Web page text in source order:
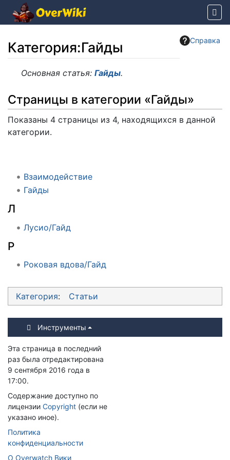
Справка
Категория:Гайды
Перейти к:навигация ,поиск
Основная статья: Гайды.
Страницы в категории «Гайды»
Показаны 4 страницы из 4, находящихся в данной
категории.
Взаимодействие
Гайды
Л
Лусио/Гайд
Р
Роковая вдова/Гайд
Категория: Статьи
Инструменты
Эта страница в последний
раз была отредактирована
9 сентября 2016 года в
17:00.
Содержание доступно по
лицензии Copyright (если не
указано иное).
Политика
конфиденциальности
О Overwatch Вики